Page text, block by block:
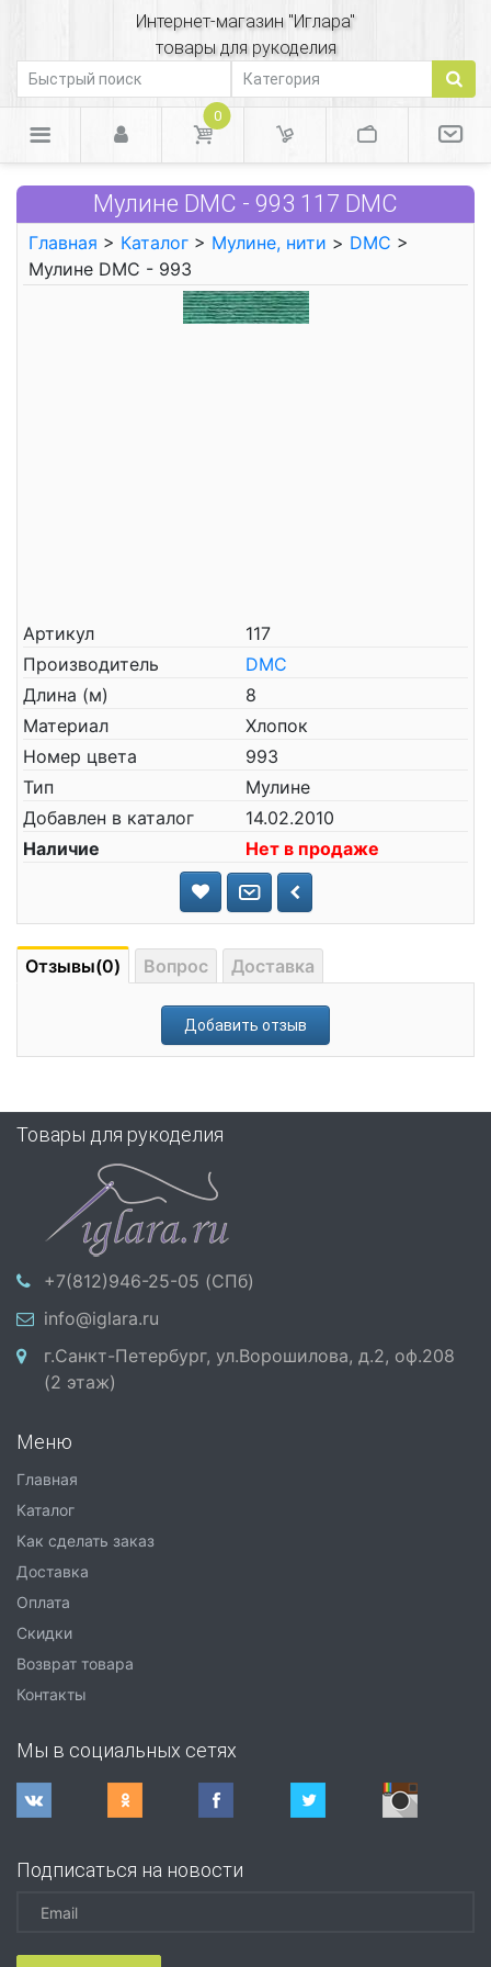
Интернет-магазин "Иглара"
товары для рукоделия
0
Мулине DMC - 993 117 DMC
Главная > Каталог > Мулине, нити > DMC >
Мулине DMC - 993
Артикул
117
Производитель
DMC
Длина (м)
8
Материал
Хлопок
Номер цвета
993
Тип
Мулине
Добавлен в каталог
14.02.2010
Наличие
Нет в продаже
Отзывы(0) Вопрос Доставка
Добавить отзыв
Товары для рукоделия
+7(812)946-25-05 (СПб)
info@iglara.ru
г.Санкт-Петербург, ул.Ворошилова, д.2, оф.208
(2 этаж)
Меню
Главная
Каталог
Как сделать заказ
Доставка
Оплата
Скидки
Возврат товара
Контакты
Мы в социальных сетях
Подписаться на новости